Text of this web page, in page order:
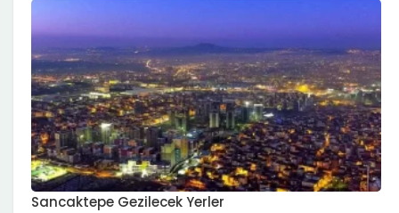
Sancaktepe Gezilecek Yerler